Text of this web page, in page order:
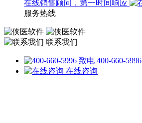
在线销售顾问，第一时间响应
服务热线
联系我们
致电 400-660-5996
在线咨询